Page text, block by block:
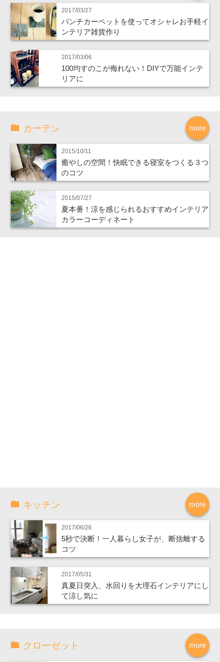
2017/03/27
パンチカーペットを使ってオシャレお手軽イ
ンテリア雑貨作り
2017/03/06
100均すのこが侮れない！DIYで万能インテ
リアに
more
カーテン
2015/10/11
癒やしの空間！快眠できる寝室をつくる３つ
のコツ
2015/07/27
夏本番！涼を感じられるおすすめインテリア
カラーコーディネート
more
キッチン
2017/06/26
5秒で決断！一人暮らし女子が、断捨離する
コツ
2017/05/31
真夏日突入、水回りを大理石インテリアにし
て涼し気に
more
クローゼット